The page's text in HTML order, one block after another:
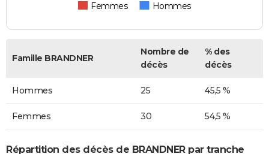
Femmes Hommes
Famille BRANDNER
Nombre de
décès
% des
décès
Hommes 25 45,5 %
Femmes 30 54,5 %
Répartition des décès de BRANDNER par tranche